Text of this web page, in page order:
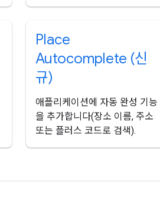
Place
Autocomplete (신
규)
애플리케이션에 자동 완성 기능
을 추가합니다(장소 이름, 주소
또는 플러스 코드로 검색).